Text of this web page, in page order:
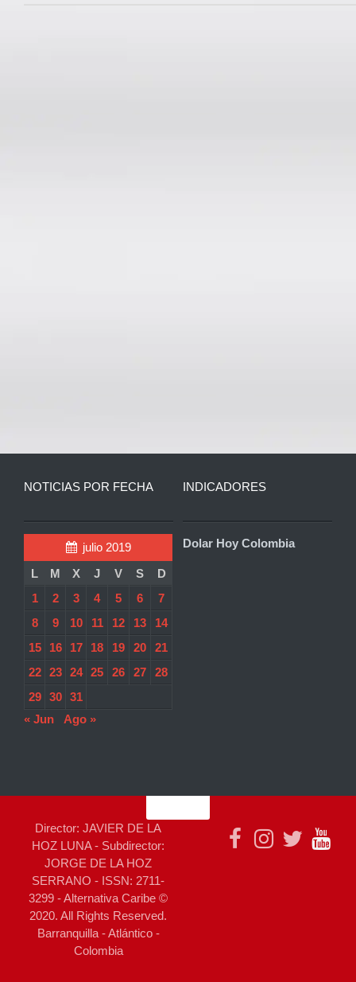
NOTICIAS POR FECHA
julio 2019
L
M X J V S
D
1
2 3 4 5 6
7
8
9 10 11 12 13
14
15
16 17 18 19 20
21
22
23 24 25 26 27
28
29
30
31
« Jun
Ago »
INDICADORES
Dolar Hoy Colombia
Director: JAVIER DE LA
HOZ LUNA - Subdirector:
JORGE DE LA HOZ
SERRANO - ISSN: 2711-
3299 - Alternativa Caribe ©
2020. All Rights Reserved.
Barranquilla - Atlántico -
Colombia